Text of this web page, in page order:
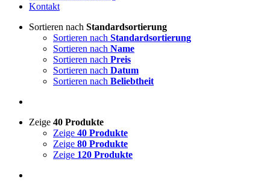
Kontakt
Sortieren nach Standardsortierung
Sortieren nach Standardsortierung
Sortieren nach Name
Sortieren nach Preis
Sortieren nach Datum
Sortieren nach Beliebtheit
Zeige 40 Produkte
Zeige 40 Produkte
Zeige 80 Produkte
Zeige 120 Produkte